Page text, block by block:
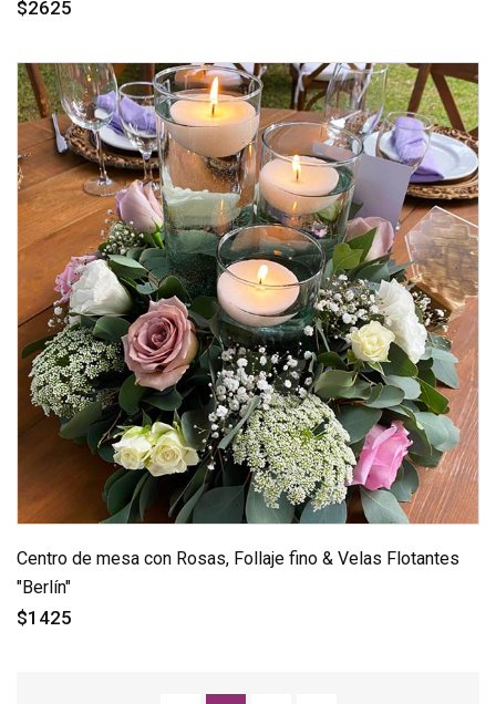
$2625
Centro de mesa con Rosas, Follaje fino & Velas Flotantes
"Berlín"
$1425